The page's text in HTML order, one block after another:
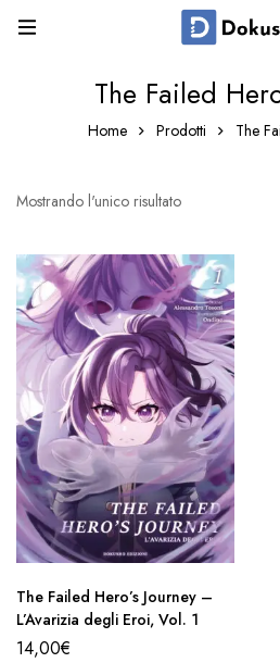
The Failed
Home Prodotti The
Mostrando l'unico risultato
The Failed Hero’s Journey –
L’Avarizia degli Eroi, Vol. 1
14,00€